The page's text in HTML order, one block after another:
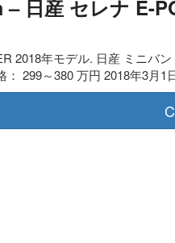
日産 セレナ E-
2018年モデル. 日産 ミニバ
： 299～380 万円 2018年3月1